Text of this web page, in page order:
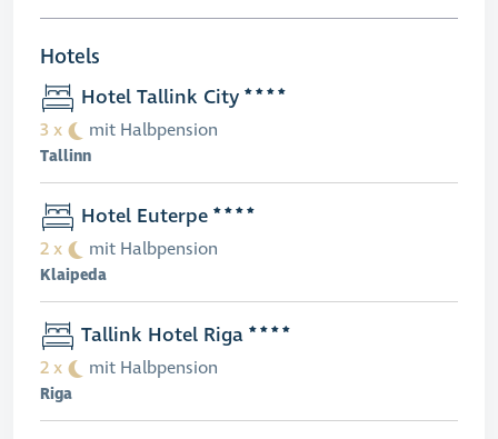
Hotels
Hotel Tallink City
3 x mit Halbpension
Tallinn
Hotel Euterpe
2 x mit Halbpension
Klaipeda
Tallink Hotel Riga
2 x mit Halbpension
Riga